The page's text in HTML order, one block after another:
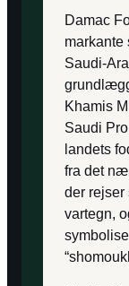
Damac
markante
Saudi-
Khamis
Saudi
landets
fra det
der rejser
vartegn,